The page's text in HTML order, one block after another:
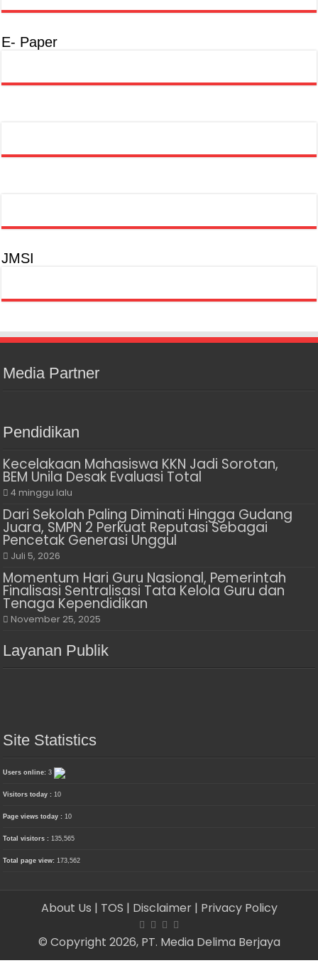
E- Paper
JMSI
Media Partner
Pendidikan
Kecelakaan Mahasiswa KKN Jadi Sorotan,
BEM Unila Desak Evaluasi Total
4 minggu lalu
Dari Sekolah Paling Diminati Hingga Gudang
Juara, SMPN 2 Perkuat Reputasi Sebagai
Pencetak Generasi Unggul
Juli 5, 2026
Momentum Hari Guru Nasional, Pemerintah
Finalisasi Sentralisasi Tata Kelola Guru dan
Tenaga Kependidikan
November 25, 2025
Layanan Publik
Site Statistics
Users online:3
Visitors today :10
Page views today :10
Total visitors :135,565
Total page view:173,562
About Us | TOS | Disclaimer | Privacy Policy
© Copyright 2026, PT. Media Delima Berjaya